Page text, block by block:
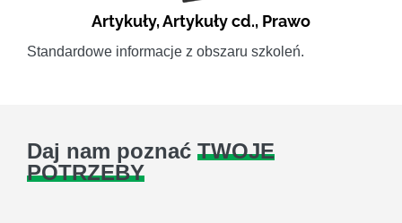
Artykuły,Artykuły cd., Prawo
Standardowe informacje z obszaru szkoleń.
Daj nam poznać TWOJE
POTRZEBY